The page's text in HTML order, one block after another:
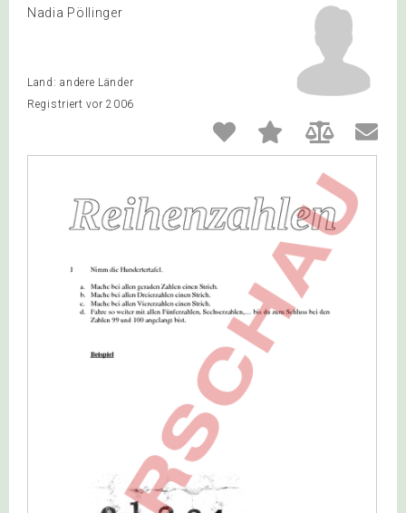
Nadia Pöllinger
Land: andere Länder
Registriert vor 2006